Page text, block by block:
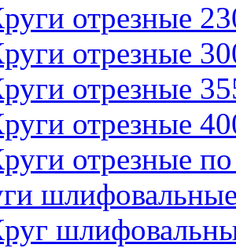
отрезные
отрезные
отрезные
отрезные
отрезные